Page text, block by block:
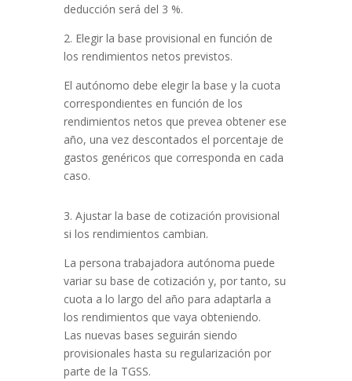
deducción será del 3 %.
2. Elegir la base provisional en función de
los rendimientos netos previstos.
El autónomo debe elegir la base y la cuota
correspondientes en función de los
rendimientos netos que prevea obtener ese
año, una vez descontados el porcentaje de
gastos genéricos que corresponda en cada
caso.
3. Ajustar la base de cotización provisional
si los rendimientos cambian.
La persona trabajadora autónoma puede
variar su base de cotización y, por tanto, su
cuota a lo largo del año para adaptarla a
los rendimientos que vaya obteniendo.
Las nuevas bases seguirán siendo
provisionales hasta su regularización por
parte de la TGSS.